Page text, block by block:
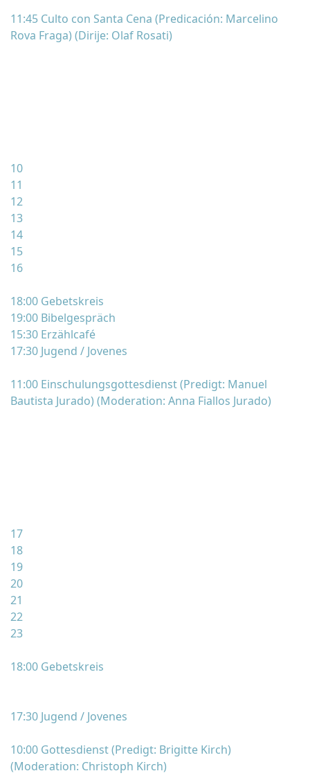
11:45 Culto con Santa Cena (Predicación: Marcelino
Rova Fraga) (Dirije: Olaf Rosati)
10
11
12
13
14
15
16
18:00 Gebetskreis
19:00 Bibelgespräch
15:30 Erzählcafé
17:30 Jugend / Jovenes
11:00 Einschulungsgottesdienst (Predigt: Manuel
Bautista Jurado) (Moderation: Anna Fiallos Jurado)
17
18
19
20
21
22
23
18:00 Gebetskreis
17:30 Jugend / Jovenes
10:00 Gottesdienst (Predigt: Brigitte Kirch)
(Moderation: Christoph Kirch)